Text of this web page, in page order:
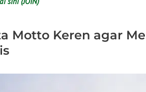
Motto Keren agar